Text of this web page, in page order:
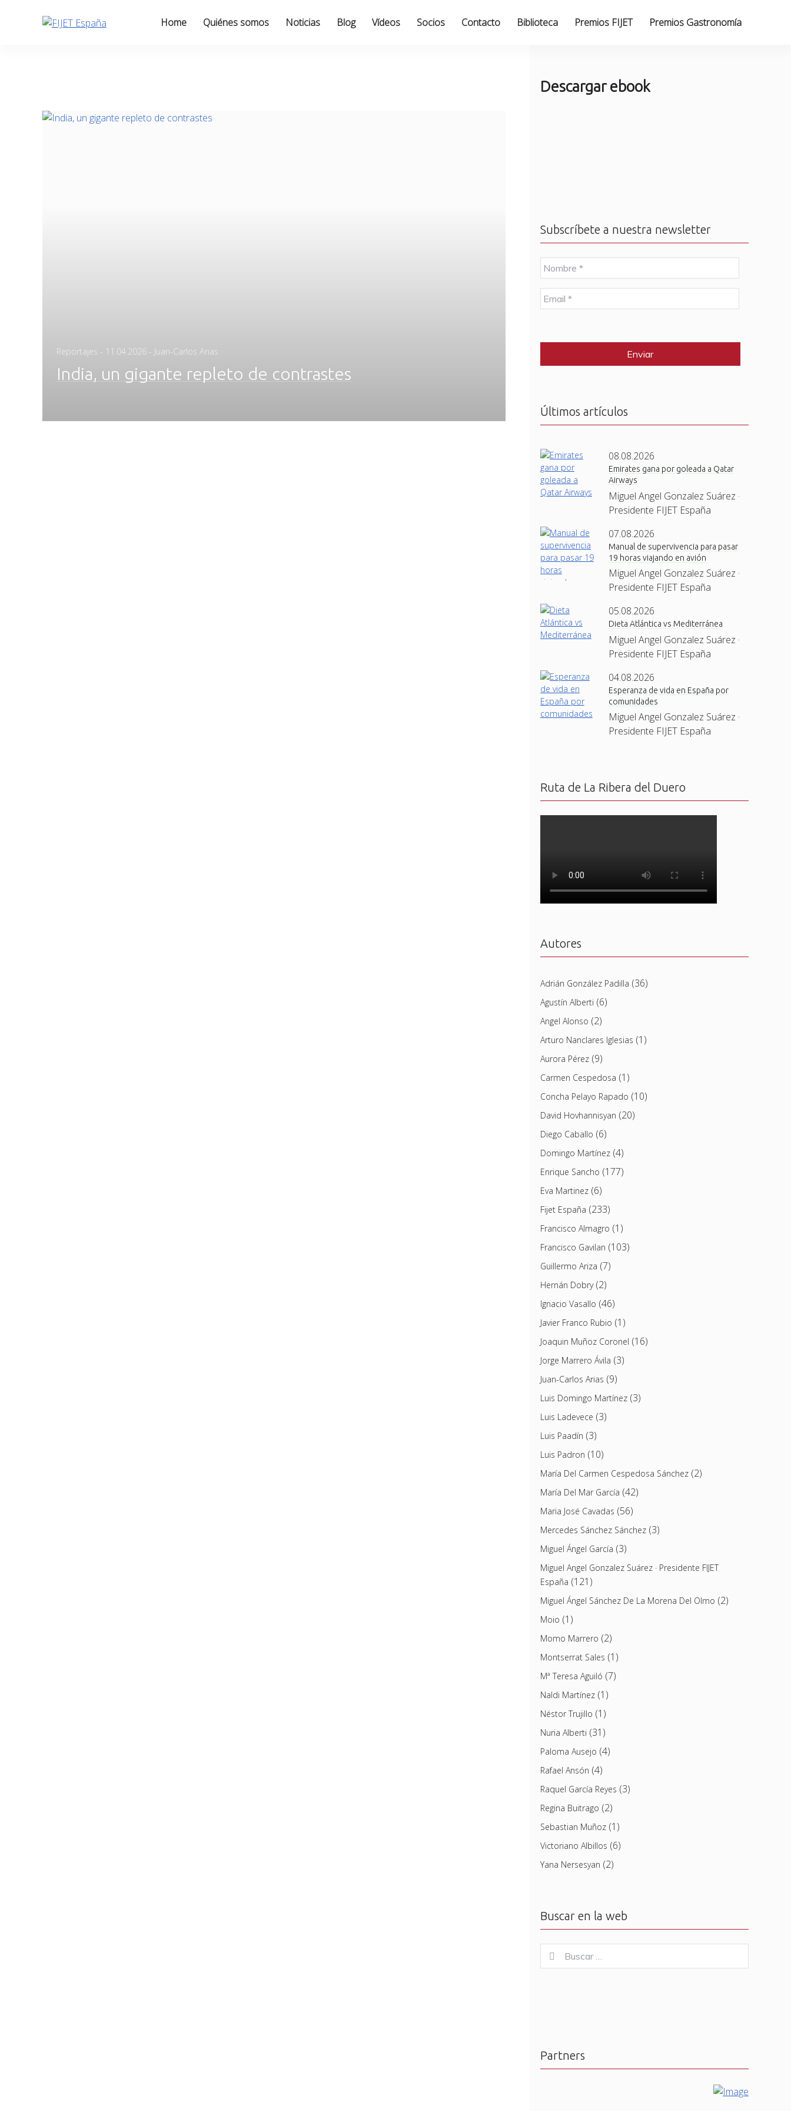
Home Quiénes somos Noticias Blog Vídeos Socios Contacto Biblioteca Premios FIJET Premios Gastronomía
Reportajes - Posted
11.04.2026 - Juan-Carlos Arias
India, un gigante repleto de contrastes
Descargar ebook
Subscríbete a nuestra newsletter
N
o
m
b
r
E
m
l
Últimos artículos
08.08.2026
Emirates gana por goleada a Qatar
Airways
Miguel Angel Gonzalez Suárez ·
Presidente FIJET España
07.08.2026
Manual de supervivencia para pasar
19 horas viajando en avión
Miguel Angel Gonzalez Suárez ·
Presidente FIJET España
05.08.2026
Dieta Atlántica vs Mediterránea
Miguel Angel Gonzalez Suárez ·
Presidente FIJET España
04.08.2026
Esperanza de vida en España por
comunidades
Miguel Angel Gonzalez Suárez ·
Presidente FIJET España
Ruta de La Ribera del Duero
Autores
Adrián González Padilla (36)
Agustín Alberti (6)
Angel Alonso (2)
Arturo Nanclares Iglesias (1)
Aurora Pérez(9)
Carmen Cespedosa (1)
Concha Pelayo Rapado (10)
David Hovhannisyan (20)
Diego Caballo (6)
Domingo Martínez(4)
Enrique Sancho (177)
Eva Martinez(6)
Fijet España (233)
Francisco Almagro (1)
Francisco Gavilan (103)
Guillermo Ariza (7)
Hernán Dobry(2)
Ignacio Vasallo (46)
Javier Franco Rubio (1)
Joaquin Muñoz Coronel (16)
Jorge Marrero Ávila (3)
Juan-Carlos Arias (9)
Luis Domingo Martínez(3)
Luis Ladevece (3)
Luis Paadín (3)
Luis Padron (10)
María Del Carmen Cespedosa Sánchez(2)
María Del Mar García (42)
Maria José Cavadas (56)
Mercedes Sánchez Sánchez(3)
Miguel Ángel García (3)
Miguel Angel Gonzalez Suárez · Presidente FIJET
España (121)
Miguel Ángel Sánchez De La Morena Del Olmo (2)
Moio (1)
Momo Marrero (2)
Montserrat Sales (1)
Mª Teresa Aguiló (7)
Naldi Martínez(1)
Néstor Trujillo (1)
Nuria Alberti (31)
Paloma Ausejo (4)
Rafael Ansón (4)
Raquel García Reyes (3)
Regina Buitrago (2)
Sebastian Muñoz(1)
Victoriano Albillos (6)
Yana Nersesyan (2)
Buscar en la web
for:
Buscar
Partners